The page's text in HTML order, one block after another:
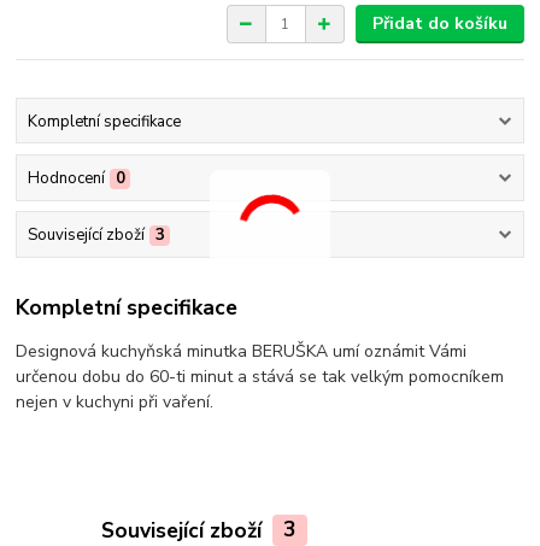
Přidat do košíku
Kompletní specifikace
Hodnocení 0
Související zboží 3
Kompletní specifikace
Designová kuchyňská minutka BERUŠKA umí oznámit Vámi
určenou dobu do 60-ti minut a stává se tak velkým pomocníkem
nejen v kuchyni při vaření.
Související zboží 3